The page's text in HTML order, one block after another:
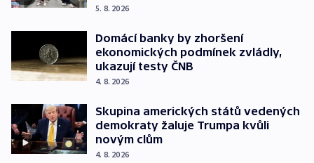
5. 8. 2026
Domácí banky by zhoršení
ekonomických podmínek zvládly,
ukazují testy ČNB
4. 8. 2026
Skupina amerických států vedených
demokraty žaluje Trumpa kvůli
novým clům
4. 8. 2026